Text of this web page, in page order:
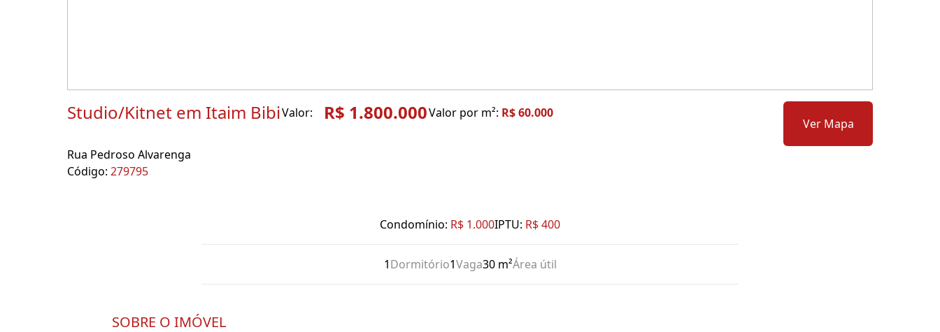
Studio/Kitnet em Itaim BibiValor: R$ 1.800.000Valor por m²: R$ 60.000
Rua Pedroso Alvarenga
Código: 279795
Ver Mapa
Condomínio: R$ 1.000IPTU: R$ 400
1Dormitório1Vaga30 m²Área útil
SOBRE O IMÓVEL